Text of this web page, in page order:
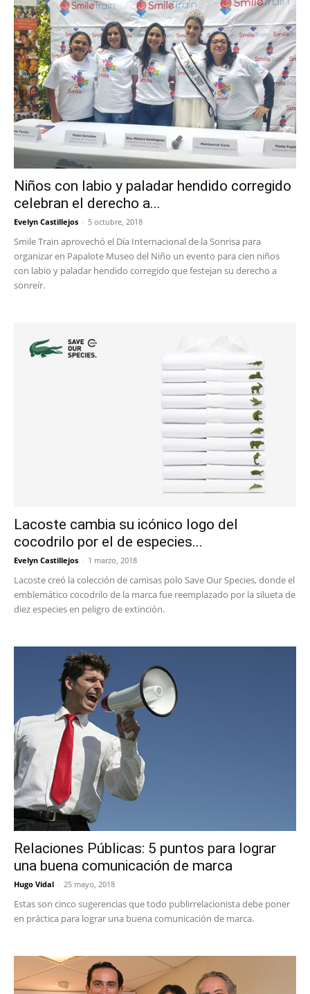
Niños con labio y paladar hendido corregido
celebran el derecho a...
Evelyn Castillejos - 5 octubre, 2018
Smile Train aprovechó el Día Internacional de la Sonrisa para
organizar en Papalote Museo del Niño un evento para cien niños
con labio y paladar hendido corregido que festejan su derecho a
sonreír.
Lacoste cambia su icónico logo del
cocodrilo por el de especies...
Evelyn Castillejos - 1 marzo, 2018
Lacoste creó la colección de camisas polo Save Our Species, donde el
emblemático cocodrilo de la marca fue reemplazado por la silueta de
diez especies en peligro de extinción.
Relaciones Públicas: 5 puntos para lograr
una buena comunicación de marca
Hugo Vidal - 25 mayo, 2018
Estas son cinco sugerencias que todo publirrelacionista debe poner
en práctica para lograr una buena comunicación de marca.